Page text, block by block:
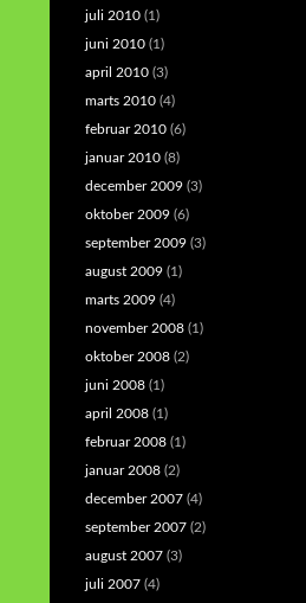
juli 2010 (1)
juni 2010 (1)
april 2010 (3)
marts 2010 (4)
februar 2010 (6)
januar 2010 (8)
december 2009 (3)
oktober 2009 (6)
september 2009 (3)
august 2009 (1)
marts 2009 (4)
november 2008 (1)
oktober 2008 (2)
juni 2008 (1)
april 2008 (1)
februar 2008 (1)
januar 2008 (2)
december 2007 (4)
september 2007 (2)
august 2007 (3)
juli 2007 (4)